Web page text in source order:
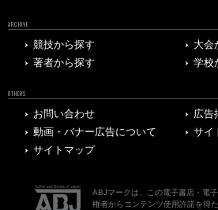
ARCHIVE
競技から探す
大会
著者から探す
学校
OTHERS
お問い合わせ
広告
動画・バナー広告について
サイ
サイトマップ
ABJマークは、この電子書店・電
権者からコンテンツ使用許諾を得